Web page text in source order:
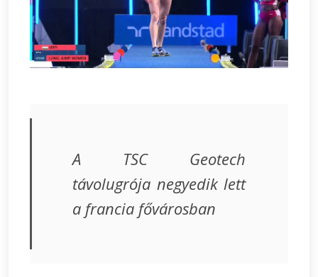
A TSC Geotech
távolugrója negyedik lett
a francia fővárosban